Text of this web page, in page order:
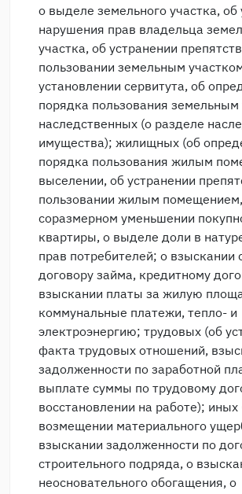
о выделе земельного участка, об
нарушения прав владельца
участка, об устранении
пользовании земельным
установлении сервитута, об
порядка пользования земельным
наследственных (о разделе
имущества); жилищных (об
порядка пользования жилым
выселении, об устранении
пользовании жилым
соразмерном уменьшении
квартиры, о выделе доли в
прав потребителей; о взыскании
договору займа, кредитному
взыскании платы за жилую
коммунальные платежи, тепло- и
электроэнергию; трудовых (об
факта трудовых отношений,
задолженности по заработной
выплате суммы по трудовому
восстановлении на работе); иных
возмещении материального
взыскании задолженности по
строительного подряда, о
неосновательного обогащения, о